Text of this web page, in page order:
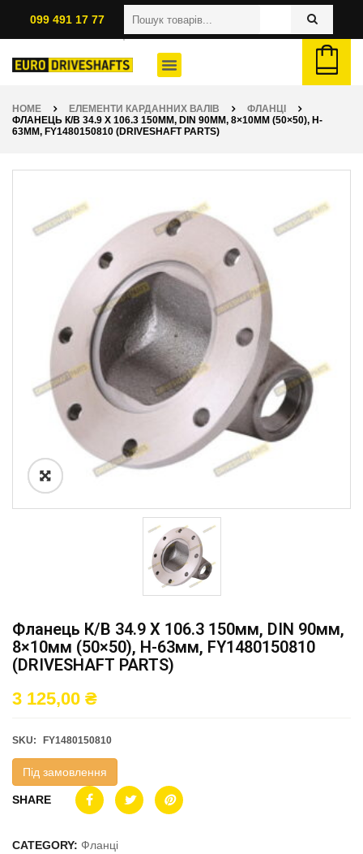
099 491 17 77
HOME ЕЛЕМЕНТИ КАРДАННИХ ВАЛІВ
ФЛАНЦІ
ФЛАНЕЦЬ К/В 34.9 X 106.3 150ММ, DIN 90ММ, 8×10ММ (50×50), H-
63ММ, FY1480150810 (DRIVESHAFT PARTS)
Фланець К/в 34.9 X 106.3 150мм, DIN 90мм,
8×10мм (50×50), H-63мм, FY1480150810
(DRIVESHAFT PARTS)
3 125,00 ₴
SKU: FY1480150810
Під замовлення
SHARE
CATEGORY: Фланці